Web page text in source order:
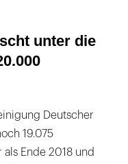
unter die
Deutscher
19.075
Ende 2018 und